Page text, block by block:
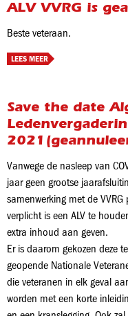
ALV VVRG is
Beste veteraan.
LEES MEER
Save the date
Vanwege de nasleep van
jaar geen grootse
samenwerking met de
verplicht is een ALV te
extra inhoud aan geven.
Er is daarom gekozen deze
geopende Nationale
die veteranen in elk geval
worden met een korte